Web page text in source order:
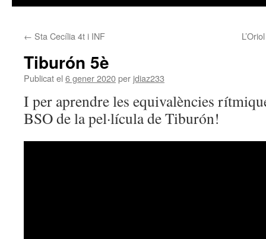
← Sta Cecília 4t i INF
Tiburón 5è
Publicat el 6 gener 2020per jdiaz233
I per aprendre les equivalències
BSO de la pel·lícula de Tiburón!